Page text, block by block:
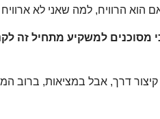
הוא הרוויח, למה שאני לא
מסוכנים למשקיע מתחיל זה
קיצור דרך, אבל במציאות, ברוב